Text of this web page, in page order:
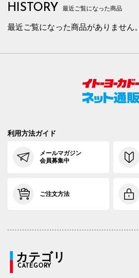
HISTORY 最近ご覧になった商品
最近ご覧になった商品がありません。
利用方法ガイド
メールマガジン
会員募集中
ご注文方法
カテゴリ
CATEGORY